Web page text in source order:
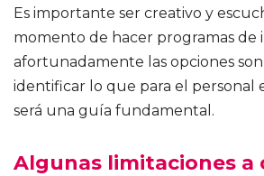
Es importante ser creativo y
momento de hacer programas de
afortunadamente las opciones
identificar lo que para el personal
será una guía fundamental.
Algunas limitaciones a